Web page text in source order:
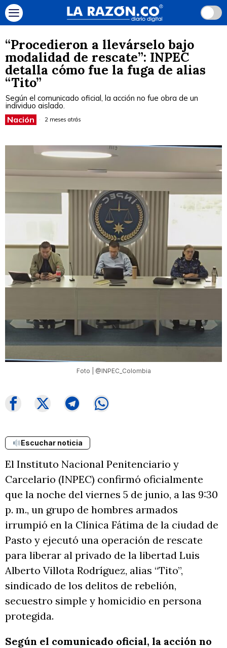
“Procedieron a llevárselo bajo
modalidad de rescate”: INPEC
detalla cómo fue la fuga de alias
“Tito”
Según el comunicado oficial, la acción no fue obra de un
individuo aislado.
Nación 2 meses atrás
Foto | @INPEC_Colombia
Escuchar noticia
El Instituto Nacional Penitenciario y
Carcelario (INPEC) confirmó oficialmente
que la noche del viernes 5 de junio, a las 9:30
p. m., un grupo de hombres armados
irrumpió en la Clínica Fátima de la ciudad de
Pasto y ejecutó una operación de rescate
para liberar al privado de la libertad Luis
Alberto Villota Rodríguez, alias “Tito”,
sindicado de los delitos de rebelión,
secuestro simple y homicidio en persona
protegida.
Según el comunicado oficial, la acción no